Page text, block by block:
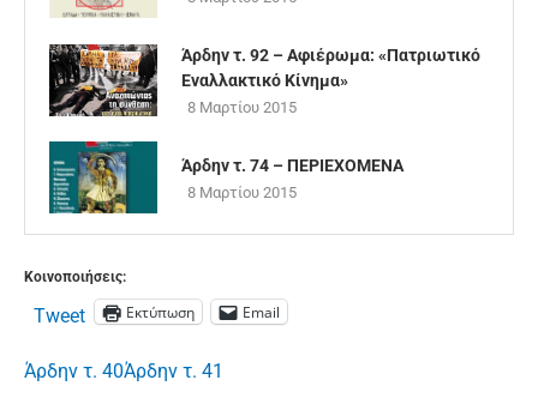
Άρδην τ. 92 – Αφιέρωμα: «Πατριωτικό
Εναλλακτικό Κίνημα»
8 Μαρτίου 2015
Άρδην τ. 74 – ΠΕΡΙΕΧΟΜΕΝΑ
8 Μαρτίου 2015
Κοινοποιήσεις:
Tweet Εκτύπωση Email
Άρδην τ. 40Άρδην τ. 41